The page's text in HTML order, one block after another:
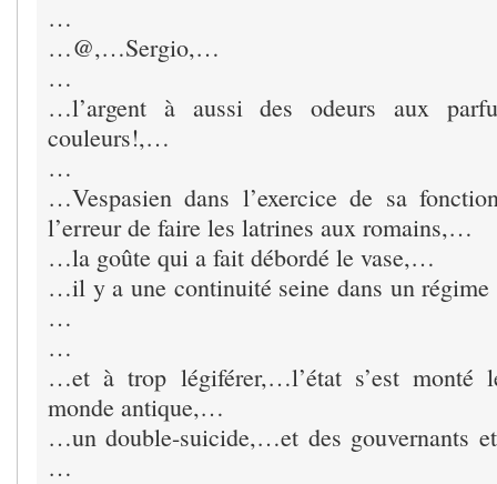
…
…@,…Sergio,…
…
…l’argent à aussi des odeurs aux
couleurs!,…
…
…Vespasien dans l’exercice de sa
l’erreur de faire les latrines aux romains,…
…la goûte qui a fait débordé le vase,…
…il y a une continuité seine dans un régime
…
…
…et à trop légiférer,…l’état s’est monté
monde antique,…
…un double-suicide,…et des gouvernants
…